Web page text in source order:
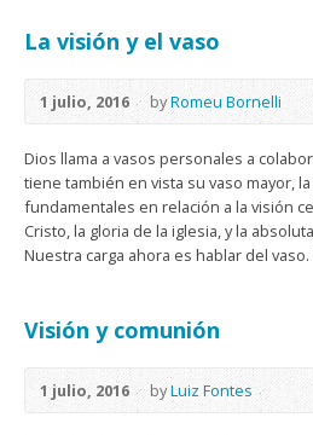
La visión y el vaso
1 julio, 2016 byRomeu Bornelli
Dios llama a vasos personales a
tiene también en vista su vaso mayor,
fundamentales en relación a la visión
Cristo, la gloria de la iglesia, y la
Nuestra carga ahora es hablar del
Visión y comunión
1 julio, 2016 byLuiz Fontes